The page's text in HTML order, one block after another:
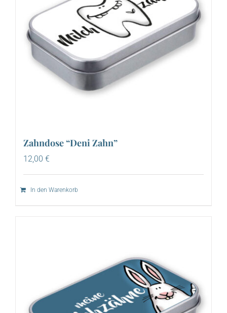
Zahndose “Deni Zahn”
12,00 €
In den Warenkorb